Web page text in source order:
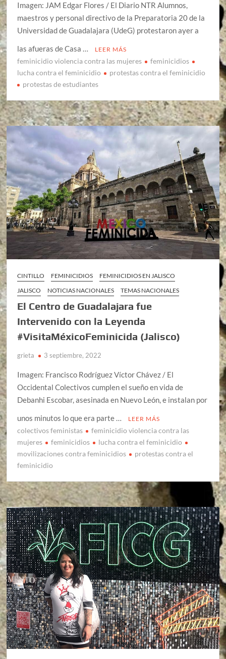
Imagen: JAM Edgar Flores / El Diario NTR Alumnos,
maestros y personal directivo de la Preparatoria 20 de la
Universidad de Guadalajara (UdeG) protestaron ayer a
las afueras de Casa …
LEER MÁS
feminicidio violencia contra las mujeres
feminicidios
lucha contra el feminicidio
protestas contra el feminicidio
protestas de estudiantes
CINTILLO FEMINICIDIOS
FEMINICIDIOS EN JALISCO
JALISCO
NOTICIAS NACIONALES TEMAS NACIONALES
El Centro de Guadalajara fue
Intervenido con la Leyenda
#VisitaMéxicoFeminicida (Jalisco)
grieta 3 septiembre, 2022
Imagen: Francisco Rodríguez Víctor Chávez / El
Occidental Colectivos cumplen el sueño en vida de
Debanhi Escobar, asesinada en Nuevo León, e instalan por
unos minutos lo que era parte …
LEER MÁS
colectivos feministas
feminicidio violencia contra las
mujeres
feminicidios
lucha contra el feminicidio
movilizaciones contra feminicidios
protestas contra el
feminicidio